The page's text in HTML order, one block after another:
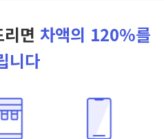
면 차액의 120%를
니다